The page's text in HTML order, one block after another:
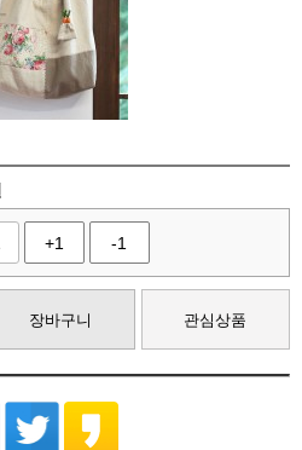
+1 -1
장바구니 관심상품